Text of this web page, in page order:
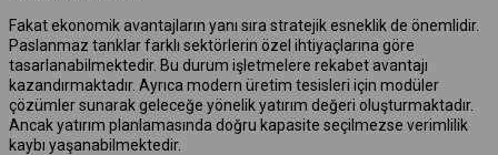
Fakat ekonomik avantajların yanı sıra stratejik esneklik de önemlidir.
Paslanmaz tanklar farklı sektörlerin özel ihtiyaçlarına göre
tasarlanabilmektedir. Bu durum işletmelere rekabet avantajı
kazandırmaktadır. Ayrıca modern üretim tesisleri için modüler
çözümler sunarak geleceğe yönelik yatırım değeri oluşturmaktadır.
Ancak yatırım planlamasında doğru kapasite seçilmezse verimlilik
kaybı yaşanabilmektedir.